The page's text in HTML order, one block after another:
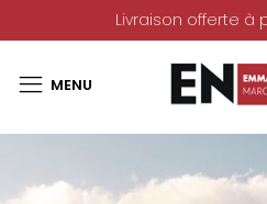
Livraison offerte à